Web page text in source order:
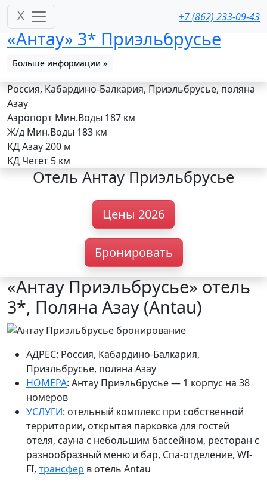
X +7 (862) 233-09-43
«Антау» 3* Приэльбрусье
Больше информации »
Россия, Кабардино-Балкария, Приэльбрусье, поляна
Азау
Аэропорт Мин.Воды 187 км
Ж/д Мин.Воды 183 км
КД Азау200 м
КД Чегет 5 км
Отель Антау Приэльбрусье
Цены 2026
Бронировать
«Антау Приэльбрусье» отель
3*, Поляна Азау (Antau)
АДРЕС: Россия, Кабардино-Балкария,
Приэльбрусье, поляна Азау
НОМЕРА: Антау Приэльбрусье — 1 корпус на 38
номеров
УСЛУГИ: отельный комплекс при собственной
территории, открытая парковка для гостей
отеля, сауна с небольшим бассейном, ресторан с
разнообразный меню и бар, Спа-отделение, WI-
FI, трансфер в отель Antau